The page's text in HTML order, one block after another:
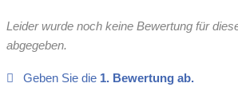
Leider wurde noch keine Bewertung für
abgegeben.
Geben Sie die 1. Bewertung ab.